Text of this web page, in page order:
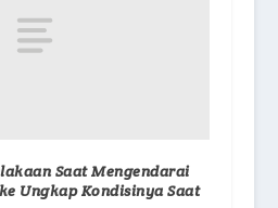
Saat Mengendarai
Ungkap Kondisinya Saat